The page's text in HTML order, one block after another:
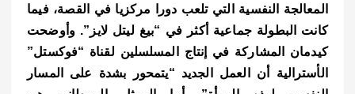
المعالجة النفسية التي تلعب دورا مركزيا في القصة، فيما
كانت البطولة جماعية أكثر في “بيغ ليتل لايز”.وأوضحت
كيدمان المشاركة في إنتاج المسلسلين لقناة “فوكستل”
الأسترالية أن العمل الجديد “يتمحور بشدة على المسار